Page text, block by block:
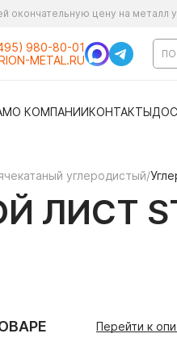
окончательную цену на металл
980-80-01
METAL.RU
О КОМПАНИИКОНТАКТЫ
углеродистый/
ЛИСТ
Перейти к